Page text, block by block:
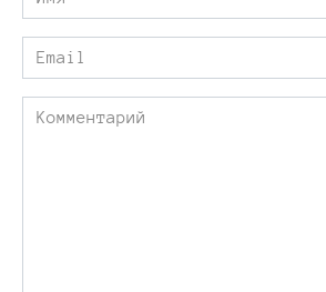
*
Email
*
Комментарий